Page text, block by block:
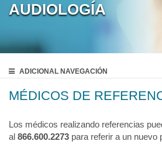
AUDIOLOGÍA
ADICIONAL NAVEGACIÓN
MÉDICOS DE
Los médicos realizando referencias
al 866.600.2273 para referir a un nuevo